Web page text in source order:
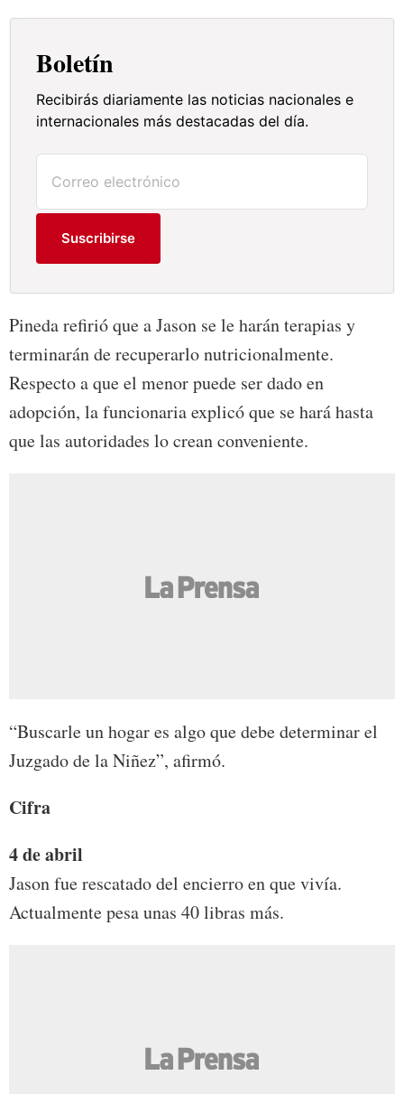
Boletín
Recibirás diariamente las noticias nacionales e
internacionales más destacadas del día.
Suscribirse
Pineda refirió que a Jason se le harán terapias y
terminarán de recuperarlo nutricionalmente.
Respecto a que el menor puede ser dado en
adopción, la funcionaria explicó que se hará hasta
que las autoridades lo crean conveniente.
“Buscarle un hogar es algo que debe determinar el
Juzgado de la Niñez”, afirmó.
Cifra
4 de abril
Jason fue rescatado del encierro en que vivía.
Actualmente pesa unas 40 libras más.